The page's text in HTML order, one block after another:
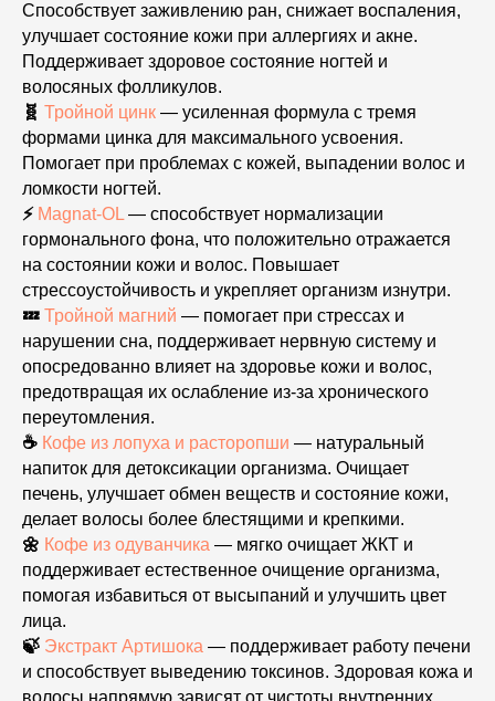
Способствует заживлению ран, снижает воспаления,
улучшает состояние кожи при аллергиях и акне.
Поддерживает здоровое состояние ногтей и
волосяных фолликулов.
🧬 Тройной цинк — усиленная формула с тремя
формами цинка для максимального усвоения.
Помогает при проблемах с кожей, выпадении волос и
ломкости ногтей.
⚡ Magnat-OL — способствует нормализации
гормонального фона, что положительно отражается
на состоянии кожи и волос. Повышает
стрессоустойчивость и укрепляет организм изнутри.
💤 Тройной магний — помогает при стрессах и
нарушении сна, поддерживает нервную систему и
опосредованно влияет на здоровье кожи и волос,
предотвращая их ослабление из-за хронического
переутомления.
☕ Кофе из лопуха и расторопши — натуральный
напиток для детоксикации организма. Очищает
печень, улучшает обмен веществ и состояние кожи,
делает волосы более блестящими и крепкими.
🌼 Кофе из одуванчика — мягко очищает ЖКТ и
поддерживает естественное очищение организма,
помогая избавиться от высыпаний и улучшить цвет
лица.
🍃 Экстракт Артишока — поддерживает работу печени
и способствует выведению токсинов. Здоровая кожа и
волосы напрямую зависят от чистоты внутренних